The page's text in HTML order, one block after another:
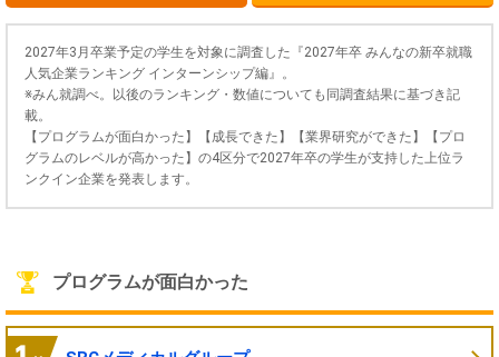
2027年3月卒業予定の学生を対象に調査した『2027年卒 みんなの新卒就職
人気企業ランキング インターンシップ編』。
※みん就調べ。以後のランキング・数値についても同調査結果に基づき記
載。
【プログラムが面白かった】【成長できた】【業界研究ができた】【プロ
グラムのレベルが高かった】の4区分で2027年卒の学生が支持した上位ラ
ンクイン企業を発表します。
プログラムが面白かった